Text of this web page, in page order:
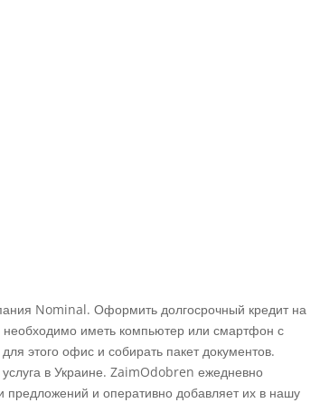
Nominal. Оформить долгосрочный кредит на
иметь компьютер или смартфон с
этого офис и собирать пакет документов.
в Украине. ZaimOdobren ежедневно
предложений и оперативно добавляет их в нашу